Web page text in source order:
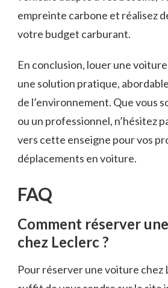
empreinte carbone et réalisez
votre budget carburant.
En conclusion, louer une
une solution pratique,
de l’environnement. Que vous
ou un professionnel, n’hésitez
vers cette enseigne pour vos
déplacements en voiture.
FAQ
Comment réserver
chez Leclerc ?
Pour réserver une voiture chez